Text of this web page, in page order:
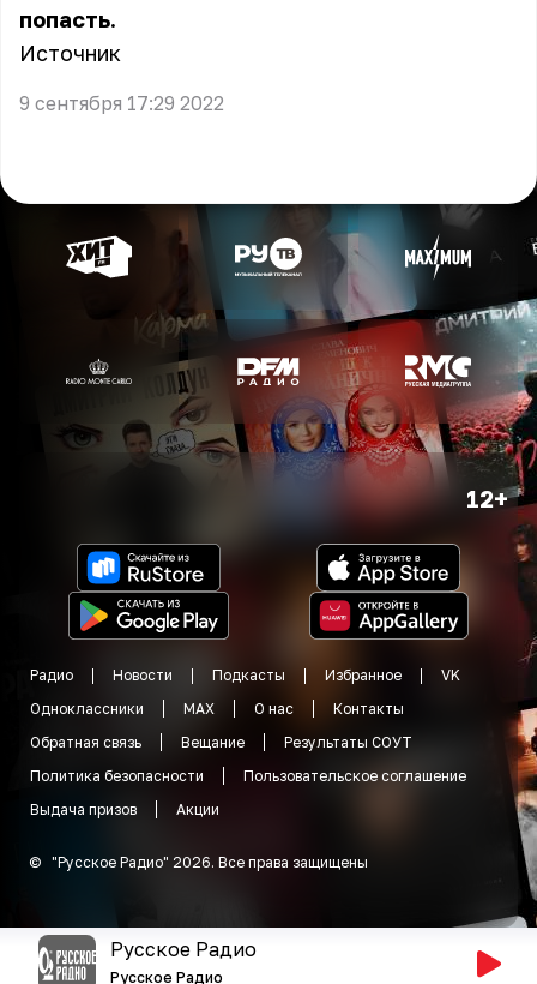
попасть.
Источник
9 сентября 17:29 2022
12+
Радио Новости Подкасты Избранное
VK
Одноклассники
MAX О нас
Контакты
Обратная связь
Вещание
Результаты СОУТ
Политика безопасности
Пользовательское соглашение
Выдача призов
Акции
© "Русское Радио" 2026. Все права защищены
Русское Радио
Русское Радио